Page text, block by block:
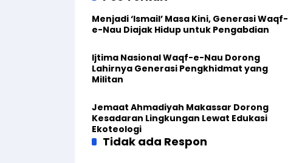
Menjadi ‘Ismail’ Masa Kini, Generasi Waqf-
e-Nau Diajak Hidup untuk Pengabdian
Ijtima Nasional Waqf-e-Nau Dorong
Lahirnya Generasi Pengkhidmat yang
Militan
Jemaat Ahmadiyah Makassar Dorong
Kesadaran Lingkungan Lewat Edukasi
Ekoteologi
Tidak ada Respon